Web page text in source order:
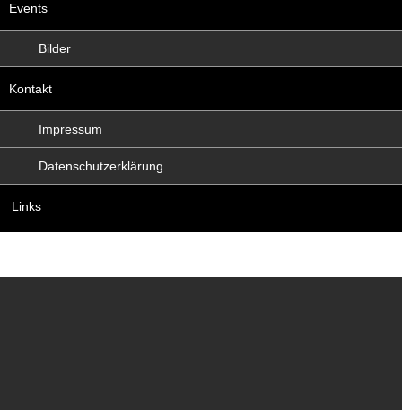
Events
Bilder
Kontakt
Impressum
Datenschutzerklärung
Links